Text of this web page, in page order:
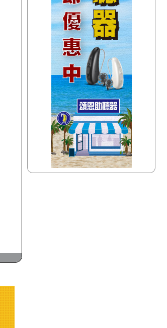
【Next】
(聯播)耐玩DJ-Bryan